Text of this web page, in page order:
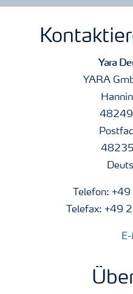
Yara
YARA
48249
Telefon:
Telefax: +49